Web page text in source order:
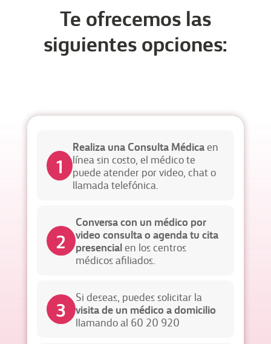
Te ofrecemos las
siguientes opciones:
1
Realiza una Consulta Médicaen
línea sin costo, el médico te
puede atender por video, chat o
llamada telefónica.
2
Conversa con un médico por
video consulta o agenda tu cita
presencialen los centros
médicos afiliados.
3 Si deseas, puedes solicitar la
visita de un médico a domicilio
llamando al 60 20 920